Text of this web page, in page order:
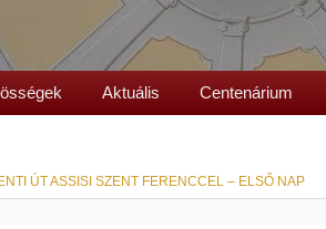
Aktuális Centenárium
ÚT ASSISI SZENT FERENCCEL – ELSŐ NAP